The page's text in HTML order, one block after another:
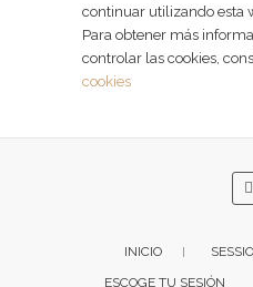
continuar utilizando esta
Para obtener más
controlar las cookies,
cookies
INICIO
ESCOGE TU SESIÓN